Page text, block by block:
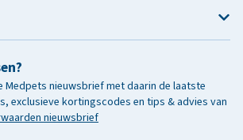
Medpets nieuwsbrief met daarin de laatste
exclusieve kortingscodes en tips & advies van
nieuwsbrief